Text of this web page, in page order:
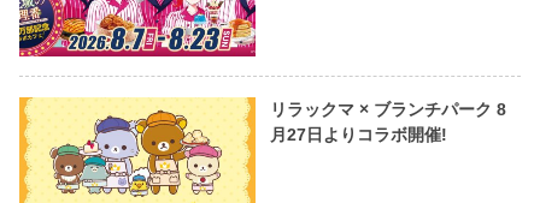
リラックマ × ブランチパーク 8
月27日よりコラボ開催!